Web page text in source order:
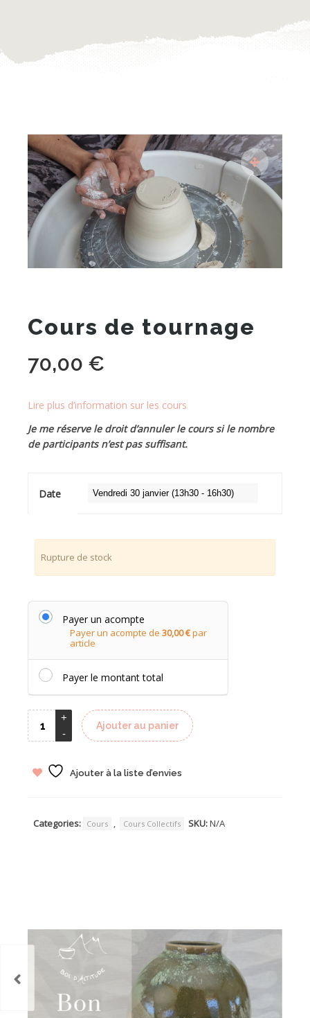
Cours de tournage
70,00 €
Lire plus d’information sur les cours
Je me réserve le droit d’annuler le cours si le nombre
de participants n’est pas suffisant.
Date
Rupture de stock
Payer un acompte
Payer un acompte de 30,00€par
article
Payer le montant total
Ajouter au panier
Ajouter à la liste d’envies
Categories: Cours , Cours Collectifs SKU:N/A